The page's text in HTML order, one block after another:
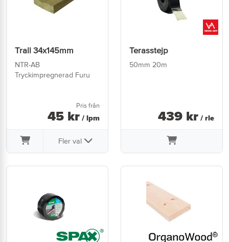
Trall 34x145mm
NTR-AB
Tryckimpregnerad Furu
Pris från
45 kr / lpm
Fler val
Terasstejp
50mm 20m
439 kr / rle